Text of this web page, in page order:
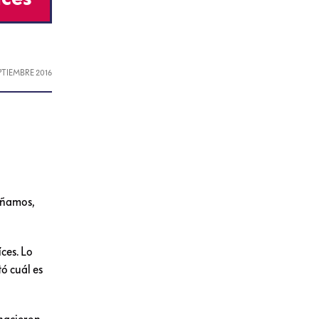
2016
Lo
cuál es